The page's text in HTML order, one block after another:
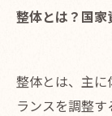
整体とは？国
整体とは、主
ランスを調整